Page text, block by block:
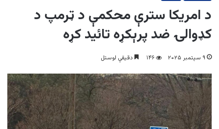
د امریکا سترې محکمې د ټرمپ د
کډوالۍ ضد پرېکړه تائید کړه
۹ سپتمبر ۲۰۲۵ ۱۴۶ دقیقې لوستل